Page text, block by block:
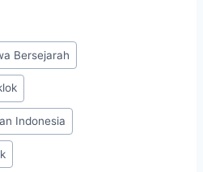
Bersejarah
Indonesia